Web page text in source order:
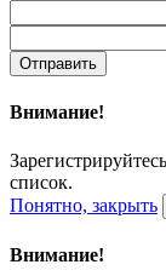
Отправить
Внимание!
список.
Понятно, закрыть
Внимание!